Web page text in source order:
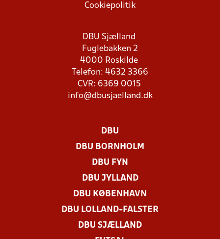
Cookiepolitik
DBU Sjælland
Fuglebakken 2
4000 Roskilde
Telefon: 4632 3366
CVR: 6369 0015
info@dbusjaelland.dk
DBU
DBU BORNHOLM
DBU FYN
DBU JYLLAND
DBU KØBENHAVN
DBU LOLLAND-FALSTER
DBU SJÆLLAND